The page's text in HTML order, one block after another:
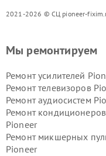
2021-2026 © СЦ pioneer-
Мы ремонтируем
Ремонт усилителей
Ремонт телевизоров
Ремонт аудиосистем
Ремонт кондиционеров
Pioneer
Ремонт микшерных
Pioneer